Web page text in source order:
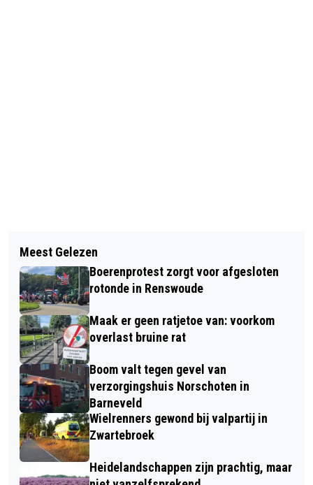
HET EUROPA VAN ISAAC ISRAELS
(TRAILER) (24-4-2026)
KOM LANGS BIJ DE KLIMAATKEET -
CADEAU VOOR DE EERSTE 10
BEZOEKERS
Meest Gelezen
Boerenprotest zorgt voor afgesloten
rotonde in Renswoude
Maak er geen ratjetoe van: voorkom
overlast bruine rat
Boom valt tegen gevel van
verzorgingshuis Norschoten in
Barneveld
Wielrenners gewond bij valpartij in
Zwartebroek
Heidelandschappen zijn prachtig, maar